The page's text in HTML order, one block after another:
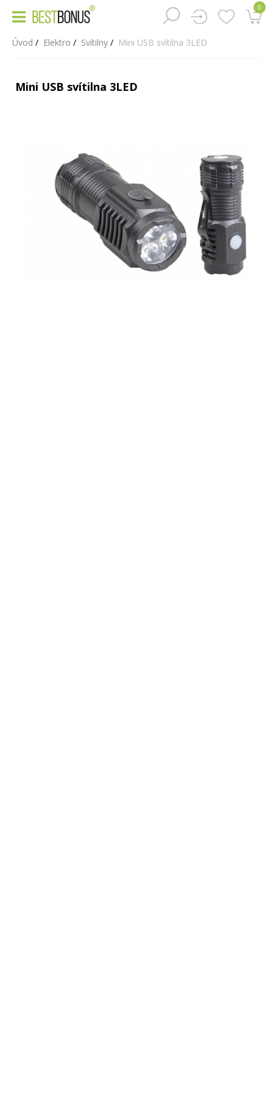
0
Úvod Elektro Svítilny Mini USB svítilna 3LED
Mini USB svítilna 3LED